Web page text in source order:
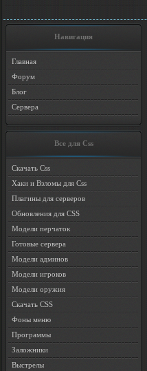
Навигация
Главная
Форум
Блог
Сервера
Все для Css
Скачать Css
Хаки и Взломы для Css
Плагины для серверов
Обновления для CSS
Модели перчаток
Готовые сервера
Модели админов
Модели игроков
Модели оружия
Скачать CSS
Фоны меню
Программы
Заложники
Выстрелы